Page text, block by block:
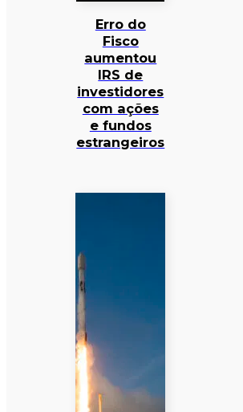
Erro do
Fisco
aumentou
IRS de
investidores
com ações
e fundos
estrangeiros